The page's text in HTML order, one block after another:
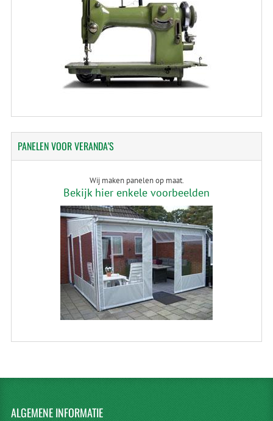
PANELENVOOR VERANDA'S
Wij maken panelen op maat.
Bekijk hier enkele voorbeelden
ALGEMENEINFORMATIE